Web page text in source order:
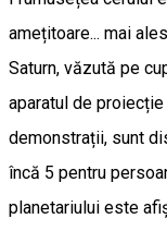
amețitoare... mai
Saturn, văzută pe
aparatul de
demonstrații, sunt
încă 5 pentru
planetariului este